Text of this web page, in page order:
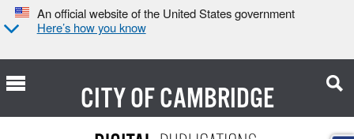
An official website of the United States government
Here’s how you know
CITY OFCAMBRIDGE